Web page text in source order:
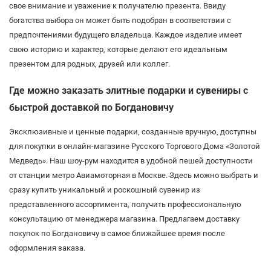
свое внимание и уважение к получателю презента. Ввиду
богатства выбора он может быть подобран в соответствии с
предпочтениями будущего владельца. Каждое изделие имеет
свою историю и характер, которые делают его идеальным
презентом для родных, друзей или коллег.
Где можно заказать элитные подарки и сувениры с
быстрой доставкой по Богдановичу
Эксклюзивные и ценные подарки, созданные вручную, доступны
для покупки в онлайн-магазине Русского Торгового Дома «Золотой
Медведь». Наш шоу-рум находится в удобной пешей доступности
от станции метро Авиамоторная в Москве. Здесь можно выбрать и
сразу купить уникальный и роскошный сувенир из
представленного ассортимента, получить профессиональную
консультацию от менеджера магазина. Предлагаем доставку
покупок по Богдановичу в самое ближайшее время после
оформления заказа.